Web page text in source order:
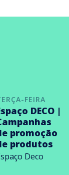
FEIRA
DECO |
promoção
produtos
Deco